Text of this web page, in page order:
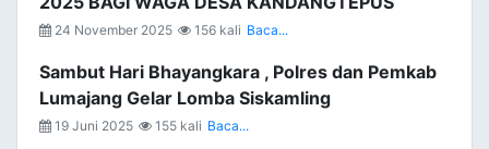
24 November 2025 156 kali Baca...
Sambut Hari Bhayangkara , Polres dan Pemkab
Lumajang Gelar Lomba Siskamling
19 Juni 2025 155 kali Baca...